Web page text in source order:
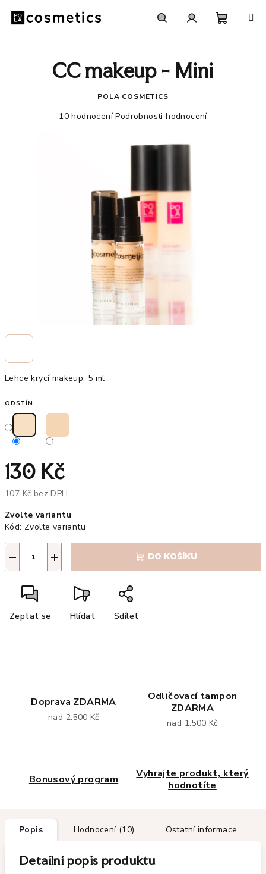
obsah
Lehce krycí makeup, 5 ml
ODSTÍN
130 Kč
107 Kč bez DPH
cena:
Zvolte variantu
Kód: Zvolte variantu
+
− DO KOŠÍKU
Zeptat se Hlídat Sdílet
CC makeup - Mini
POLA COSMETICS
Průměrné
hvězdiček.
10 hodnocení Podrobnosti hodnocení
Doprava ZDARMA
nad 2.500 Kč
Odličovací tampon
ZDARMA
nad 1.500 Kč
Bonusový program
Vyhrajte produkt, který
hodnotíte
Popis Hodnocení (10) Ostatní informace
Detailní popis produktu